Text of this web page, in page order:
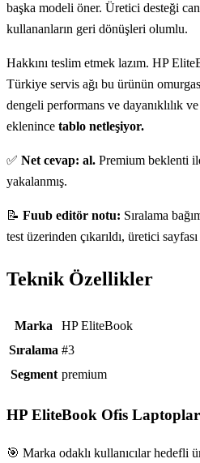
başka modeli öner. Üretici desteği
kullananların geri dönüşleri olumlu.
Hakkını teslim etmek lazım. HP
Türkiye servis ağı bu ürünün
dengeli performans ve dayanıklılık
eklenince tablo netleşiyor.
✅ Net cevap: al. Premium beklenti
yakalanmış.
📝 Fuub editör notu: Sıralama
test üzerinden çıkarıldı, üretici
Teknik Özellikler
Teknik özellikler
Marka
HP EliteBook
Sıralama #3
Segment premium
HP EliteBook Ofis
🎯 Marka odaklı kullanıcılar hedefli